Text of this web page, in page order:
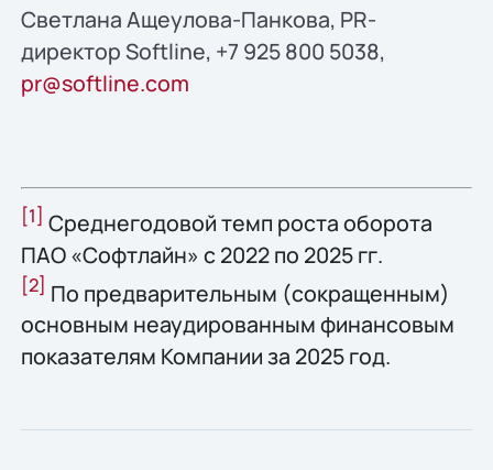
Светлана Ащеулова-Панкова, PR-
директор Softline, +7 925 800 5038,
pr@softline.com
[1] Среднегодовой темп роста оборота
ПАО «Софтлайн» с 2022 по 2025 гг.
[2] По предварительным (сокращенным)
основным неаудированным финансовым
показателям Компании за 2025 год.